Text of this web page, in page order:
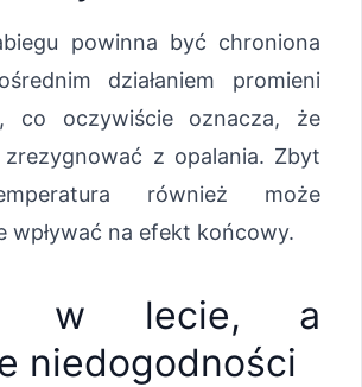
powinna być chroniona
działaniem promieni
co oczywiście oznacza, że
z opalania. Zbyt
również może
wpływać na efekt końcowy.
w lecie, a
niedogodności